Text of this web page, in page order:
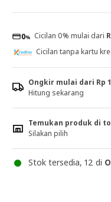
Cicilan 0% mulai dari
Cicilan tanpa kartu
Ongkir mulai dari Rp
Hitung sekarang
Temukan produk di
Silakan pilih
Stok tersedia, 12 di